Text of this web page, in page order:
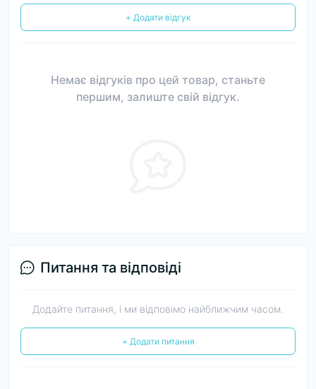
+ Додати відгук
Немає відгуків про цей товар, станьте
першим, залиште свій відгук.
Питання та відповіді
Додайте питання, і ми відповімо найближчим часом.
+ Додати питання